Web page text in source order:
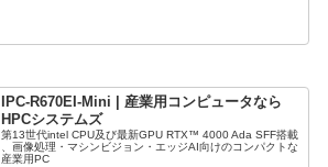
IPC-R670EI-Mini | 産業用コンピュータなら
HPCシステムズ
第13世代intel CPU及び最新GPU RTX™ 4000 Ada SFF搭載
、画像処理・マシンビジョン・エッジAI向けのコンパクトな
産業用PC